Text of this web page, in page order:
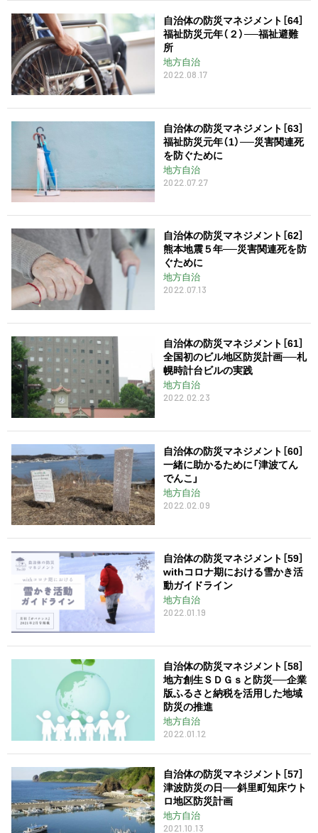
自治体の防災マネジメント［64］
福祉防災元年（２）──福祉避難
所
地方自治
2022.08.17
自治体の防災マネジメント［63］
福祉防災元年（1）──災害関連死
を防ぐために
地方自治
2022.07.27
自治体の防災マネジメント［62］
熊本地震５年──災害関連死を防
ぐために
地方自治
2022.07.13
自治体の防災マネジメント［61］
全国初のビル地区防災計画──札
幌時計台ビルの実践
地方自治
2022.02.23
自治体の防災マネジメント［60］
一緒に助かるために「津波てん
でんこ」
地方自治
2022.02.09
自治体の防災マネジメント［59］
withコロナ期における雪かき活
動ガイドライン
地方自治
2022.01.19
自治体の防災マネジメント［58］
地方創生ＳＤＧｓと防災──企業
版ふるさと納税を活用した地域
防災の推進
地方自治
2022.01.12
自治体の防災マネジメント［57］
津波防災の日──斜里町知床ウト
ロ地区防災計画
地方自治
2021.10.13